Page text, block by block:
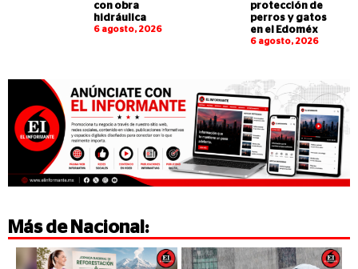
con obra
hidráulica
6 agosto, 2026
protección de
perros y gatos
en el Edoméx
6 agosto, 2026
Más de Nacional :